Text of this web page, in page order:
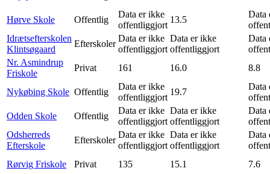
Hørve Skole Offentlig
Data er ikke
offentliggjort
13.5
Data
Idrætsefterskolen
Klintsøgaard
Efterskoler
Data er ikke
offentliggjort
Data er ikke
offentliggjort
Data
Nr. Asmindrup
Friskole
Privat 161 16.0 8.8
Nykøbing Skole Offentlig
Data er ikke
offentliggjort
19.7
Data
Odden Skole
Offentlig
Data er ikke
offentliggjort
Data er ikke
offentliggjort
Data
Odsherreds
Efterskole
Efterskoler
Data er ikke
offentliggjort
Data er ikke
offentliggjort
Data
Rørvig Friskole
Privat 135 15.1
7.6